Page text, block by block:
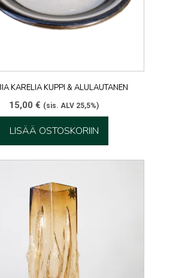
KARELIA KUPPI & ALULAUTANEN
15,00 € (sis. ALV 25,5%)
LISÄÄ OSTOSKORIIN